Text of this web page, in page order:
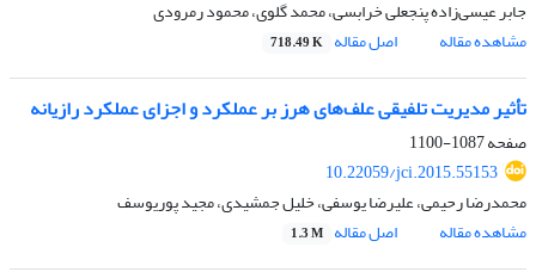
جابر عیسی‌زاده پنجعلی خرابسی، محمد گلوی، محمود رمرودی
مشاهده مقاله
اصل مقاله 718.49 K
تأثیر مدیریت تلفیقی علف‌های هرز بر عملکرد و اجزای عملکرد رازیانه
صفحه1087-1100
10.22059/jci.2015.55153
محمدرضا رحیمی، علیرضا یوسفی، خلیل جمشیدی، مجید پوریوسف
مشاهده مقاله
اصل مقاله 1.3 M